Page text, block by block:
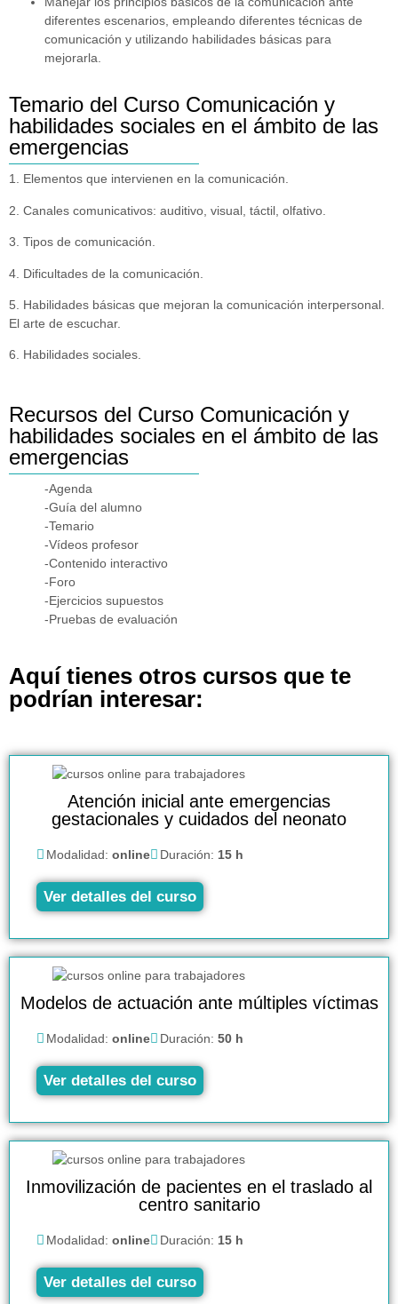
diferentes escenarios, empleando diferentes técnicas de
comunicación y utilizando habilidades básicas para
mejorarla.
Temario del Curso Comunicación y
habilidades sociales en el ámbito de las
emergencias
1. Elementos que intervienen en la comunicación.
2. Canales comunicativos: auditivo, visual, táctil, olfativo.
3. Tipos de comunicación.
4. Dificultades de la comunicación.
5. Habilidades básicas que mejoran la comunicación interpersonal.
El arte de escuchar.
6. Habilidades sociales.
Recursos del Curso Comunicación y
habilidades sociales en el ámbito de las
emergencias
-Agenda
-Guía del alumno
-Temario
-Vídeos profesor
-Contenido interactivo
-Foro
-Ejercicios supuestos
-Pruebas de evaluación
Aquí tienes otros cursos que te
podrían interesar:
Atención inicial ante emergencias
gestacionales y cuidados del neonato
Modalidad: online Duración: 15 h
Ver detalles del curso
Modelos de actuación ante múltiples víctimas
Modalidad: online Duración: 50 h
Ver detalles del curso
Inmovilización de pacientes en el traslado al
centro sanitario
Modalidad: online Duración: 15 h
Ver detalles del curso